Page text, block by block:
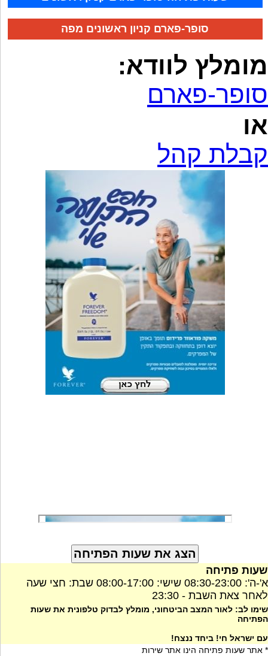
סופר-פארם קניון ראשונים מפה
מומלץ לוודא:
סופר-פארם
או
קבלת קהל
שעות פתיחה
א'-ה': 08:30-23:00 שישי: 08:00-17:00 שבת: חצי שעה
לאחר צאת השבת - 23:30
שימו לב: לאור המצב הביטחוני, מומלץ לבדוק טלפונית את שעות
הפתיחה
עם ישראל חי! ביחד ננצח!
* אתר שעות פתיחה הינו אתר שירות